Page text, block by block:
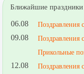
Ближайшие праздники
06.08 Поздравления
09.08
Поздравления
Прикольные
12.08